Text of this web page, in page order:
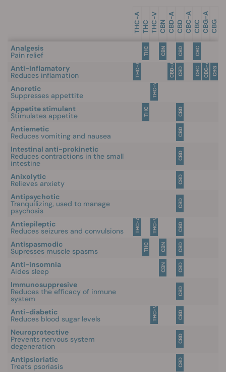
THC
-A
THC THC
-V
CBN CBD
-A
CBD CBC
-A
CBC CBG
-A
CBG
Analgesis
Pain relief THC CBN CBD CBC
Anti-inflamatory
Reduces inflamation THC-A CBD-A CBD CBC CBG-A CBG
Anoretic
Suppresses appettite THC-V
Appetite stimulant
Stimulates appetite THC CBD
Antiemetic
Reduces vomiting and nausea CBD
Intestinal anti-prokinetic
Reduces contractions in the small
intestine
CBD
Anixolytic
Relieves anxiety CBD
Antipsychotic
Tranquilizing, used to manage
psychosis
CBD
Antiepileptic
Reduces seizures and convulsions THC-A THC-V CBD
Antispasmodic
Supresses muscle spasms THC CBN CBD
Anti-insomnia
Aides sleep CBN CBD
Immunosuppresive
Reduces the efficacy of inmune
system
CBD
Anti-diabetic
Reduces blood sugar levels THC-V CBD
Neuroprotective
Prevents nervous system
degeneration
CBD
Antipsioriatic
Treats psoriasis CBD